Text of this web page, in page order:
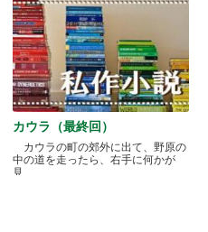
カウラ（最終回）
カウラの町の郊外に出て、野原の
中の道を走ったら、右手に何かが
見.....